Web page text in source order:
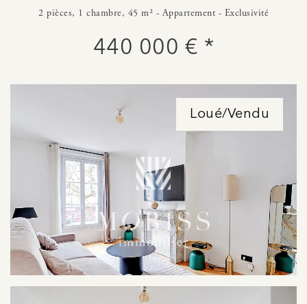
2 pièces, 1 chambre, 45 m² - Appartement - Exclusivité
440 000 € *
Loué/Vendu